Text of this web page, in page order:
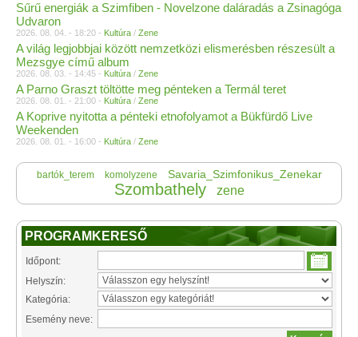
Sűrű energiák a Szimfiben - Novelzone daláradás a Zsinagóga
Udvaron
2026. 08. 04. - 18:20 - Kultúra / Zene
A világ legjobbjai között nemzetközi elismerésben részesült a
Mezsgye című album
2026. 08. 03. - 14:45 - Kultúra / Zene
A Parno Graszt töltötte meg pénteken a Termál teret
2026. 08. 01. - 21:00 - Kultúra / Zene
A Koprive nyitotta a pénteki etnofolyamot a Bükfürdő Live
Weekenden
2026. 08. 01. - 16:00 - Kultúra / Zene
bartók_terem komolyzene Savaria_Szimfonikus_Zenekar
Szombathely zene
PROGRAMKERESŐ
Időpont:
Helyszín:
Kategória:
Esemény neve: